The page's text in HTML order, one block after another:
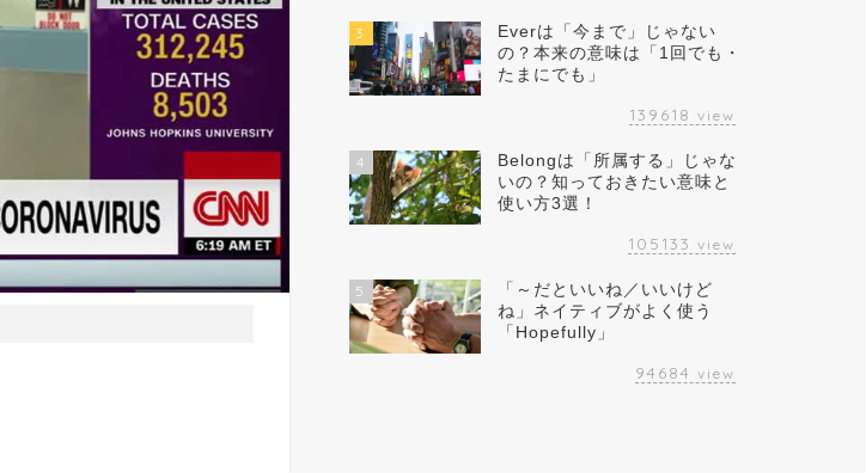
3
Everは「今まで」じゃない
の？本来の意味は「1回でも・
たまにでも」
139618 view
4
Belongは「所属する」じゃな
いの？知っておきたい意味と
使い方3選！
105133 view
5
「～だといいね／いいけど
ね」ネイティブがよく使う
「Hopefully」
94684 view